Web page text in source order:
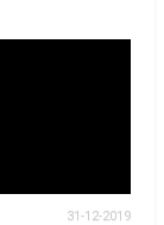
31-12-2019